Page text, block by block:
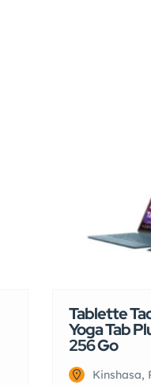
Tablette
Yoga Tab
256 Go
Kinshasa,